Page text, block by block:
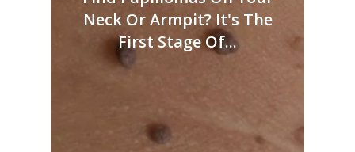
Neck Or Armpit? It's The
First Stage Of...